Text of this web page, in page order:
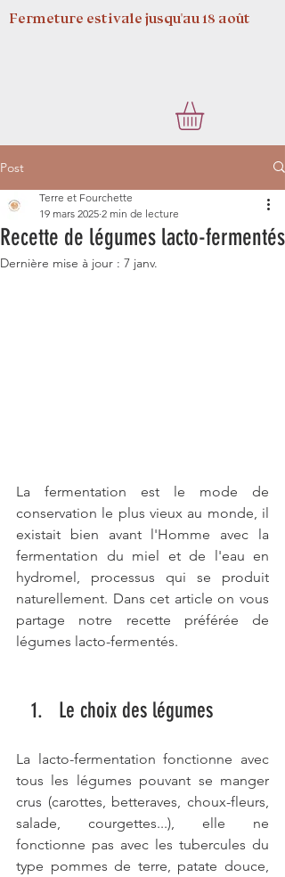
Fermeture estivale jusqu'au 18 août
Post
Recette de légumes lacto-fermentés
Terre et Fourchette
19 mars 2025 2 min de lecture
Dernière mise à jour : 7 janv.
La fermentation est le mode de
conservation le plus vieux au monde, il
existait bien avant l'Homme avec la
fermentation du miel et de l'eau en
hydromel, processus qui se produit
naturellement. Dans cet article on vous
partage notre recette préférée de
légumes lacto-fermentés.
Le choix des légumes
La lacto-fermentation fonctionne avec
tous les légumes pouvant se manger
crus (carottes, betteraves, choux-fleurs,
salade, courgettes...), elle ne
fonctionne pas avec les tubercules du
type pommes de terre, patate douce,